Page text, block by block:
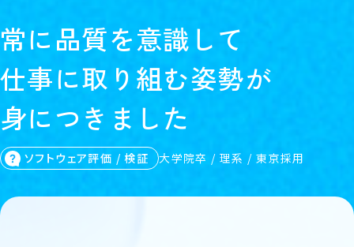
常に品質を意識 して
仕事に取 り 組む姿勢が
身につき ま した
ソフトウェア評価 / 検証 大学院卒 / 理系 / 東京採用